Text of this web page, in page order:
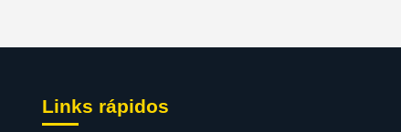
Links rápidos